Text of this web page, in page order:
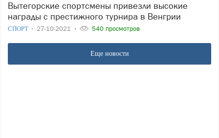
Вытегорские спортсмены привезли высокие
награды с престижного турнира в Венгрии
СПОРТ 27-10-2021 540 просмотров
Еще новости